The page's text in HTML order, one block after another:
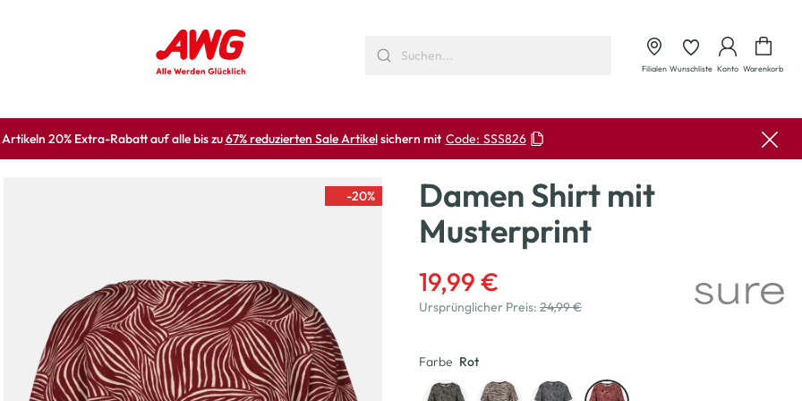
Filialen Wunschliste Konto Warenkorb
20% Extra-Rabatt auf alle bis zu67% reduzierten Sale Artikelsichern mit Code: SSS826
-20%
Damen Shirt mit
Musterprint
19,99 €
Ursprünglicher Preis: 24,99 €
Farbe Rot